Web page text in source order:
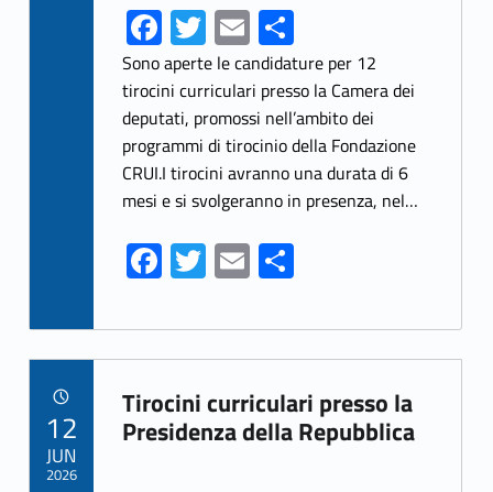
Fa
ce
b
o
o
k
T
w
itt
er
E
m
ai
l
S
h
ar
e
Sono aperte le candidature per 12
tirocini curriculari presso la Camera dei
deputati, promossi nell’ambito dei
programmi di tirocinio della Fondazione
CRUI.I tirocini avranno una durata di 6
mesi e si svolgeranno in presenza, nel…
Fa
ce
b
o
o
k
T
w
itt
er
E
m
ai
l
S
ar
e
Link identifier archive #link-archive-61864
Tirocini curriculari presso la
Presidenza della Repubblica
12
JUN
2026